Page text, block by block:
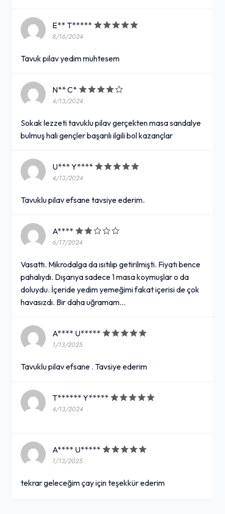
E** T*****
8/16/2024
Tavuk pilav yedim muhtesem
N** C*
4/13/2024
Sokak lezzeti tavuklu pilav gerçekten masa sandalye
bulmuş hali gençler başarılı ilgili bol kazançlar
U*** Y****
4/13/2024
Tavuklu pilav efsane tavsiye ederim.
A****
6/17/2024
Vasattı. Mikrodalga da ısıtılıp getirilmişti. Fiyatı bence
pahalıydı. Dışarıya sadece 1 masa koymuşlar o da
doluydu. İçeride yedim yemeğimi fakat içerisi de çok
havasızdı. Bir daha uğramam…
A**** U*****
1/13/2025
Tavuklu pilav efsane . Tavsiye ederim
T****** Y*****
4/13/2024
A**** U*****
1/13/2025
tekrar geleceğim çay için teşekkür ederim